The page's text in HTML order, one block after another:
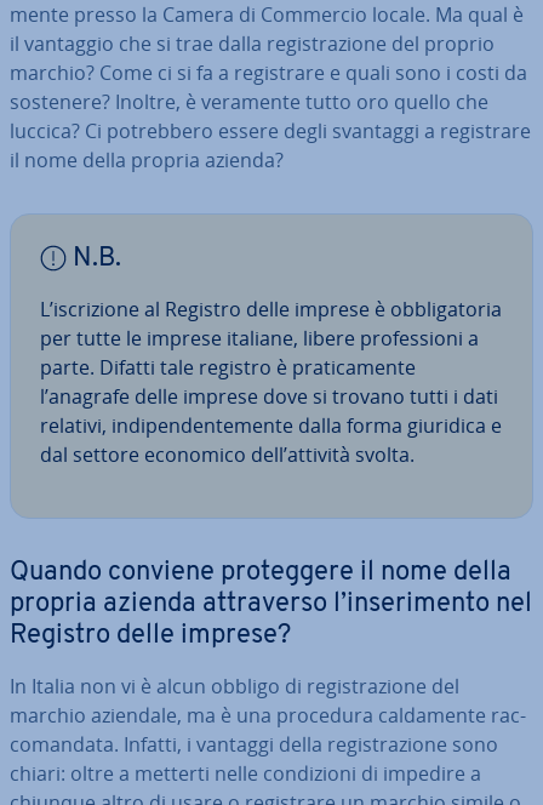
men­te presso la Camera di Commercio locale. Ma qual è
il vantaggio che si trae dalla re­gi­stra­zio­ne del proprio
marchio? Come ci si fa a re­gi­stra­re e quali sono i costi da
sostenere? Inoltre, è veramente tutto oro quello che
luccica? Ci po­treb­be­ro essere degli svantaggi a re­gi­stra­re
il nome della propria azienda?
N.B.
L’iscri­zio­ne al Registro delle imprese è ob­bli­ga­to­ria
per tutte le imprese italiane, libere pro­fes­sio­ni a
parte. Difatti tale registro è pra­ti­ca­men­te
l’anagrafe delle imprese dove si trovano tutti i dati
relativi, in­di­pen­den­te­men­te dalla forma giuridica e
dal settore economico dell’attività svolta.
Quando conviene pro­teg­ge­re il nome della
propria azienda at­tra­ver­so l’in­se­ri­men­to nel
Registro delle imprese?
In Italia non vi è alcun obbligo di re­gi­stra­zio­ne del
marchio aziendale, ma è una procedura cal­da­men­te rac­
co­man­da­ta. Infatti, i vantaggi della re­gi­stra­zio­ne sono
chiari: oltre a metterti nelle con­di­zio­ni di impedire a